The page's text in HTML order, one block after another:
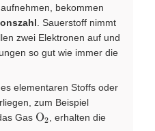
bekommen
. Sauerstoff nimmt
zwei Elektronen auf und
so gut wie immer die
elementaren Stoffs oder
zum Beispiel
Gas \ce{O2}
OX
2, erhalten die